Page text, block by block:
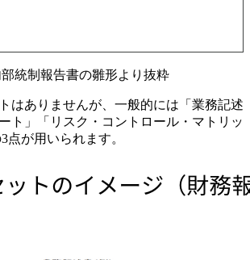
統制報告書の雛形より抜粋
はありませんが、一般的には「業務記述
ト」「リスク・コントロール・マトリッ
点が用いられます。